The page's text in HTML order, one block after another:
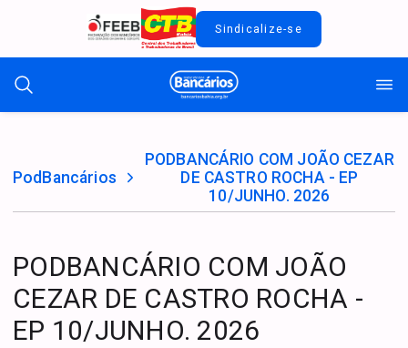
Sindicalize-se
PodBancários
PODBANCÁRIO COM JOÃO CEZAR
DE CASTRO ROCHA - EP
10/JUNHO. 2026
PODBANCÁRIO COM JOÃO
CEZAR DE CASTRO ROCHA -
EP 10/JUNHO. 2026